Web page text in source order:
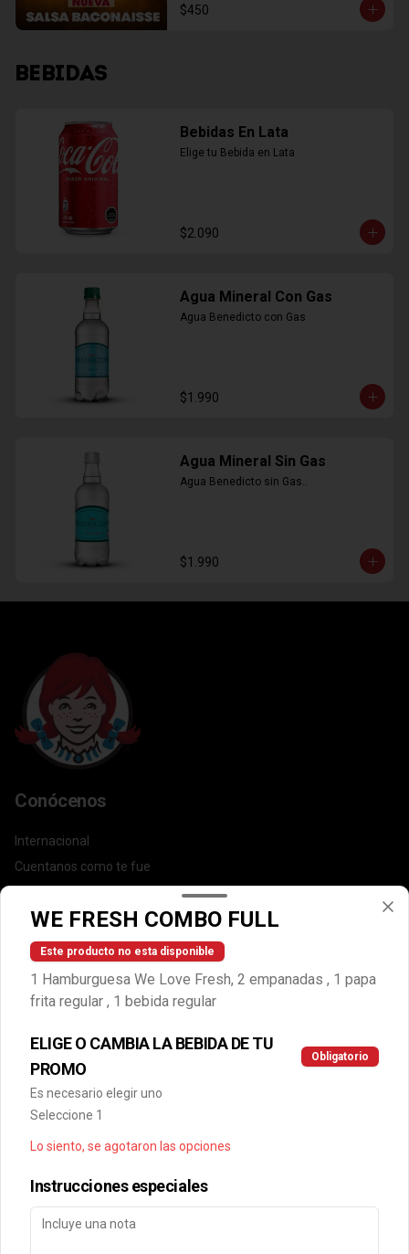
$450
BEBIDAS
Bebidas En Lata
Elige tu Bebida en Lata
$2.090
Agua Mineral Con Gas
Agua Benedicto con Gas
$1.990
Agua Mineral Sin Gas
Agua Benedicto sin Gas..
$1.990
Conócenos
Internacional
Cuentanos como te fue
Trabaja con nosotros
Escríbenos por WhatsApp: +56950183243
Locales
Política de privacidad
Redes sociales
Facebook
Mi cuenta
WE FRESH COMBO FULL
Este producto no esta disponible
1 Hamburguesa We Love Fresh, 2 empanadas , 1 papa
frita regular , 1 bebida regular
ELIGE O CAMBIA LA BEBIDA DE TU
PROMO
Obligatorio
Es necesario elegir uno
Seleccione 1
Lo siento, se agotaron las opciones
Instrucciones especiales